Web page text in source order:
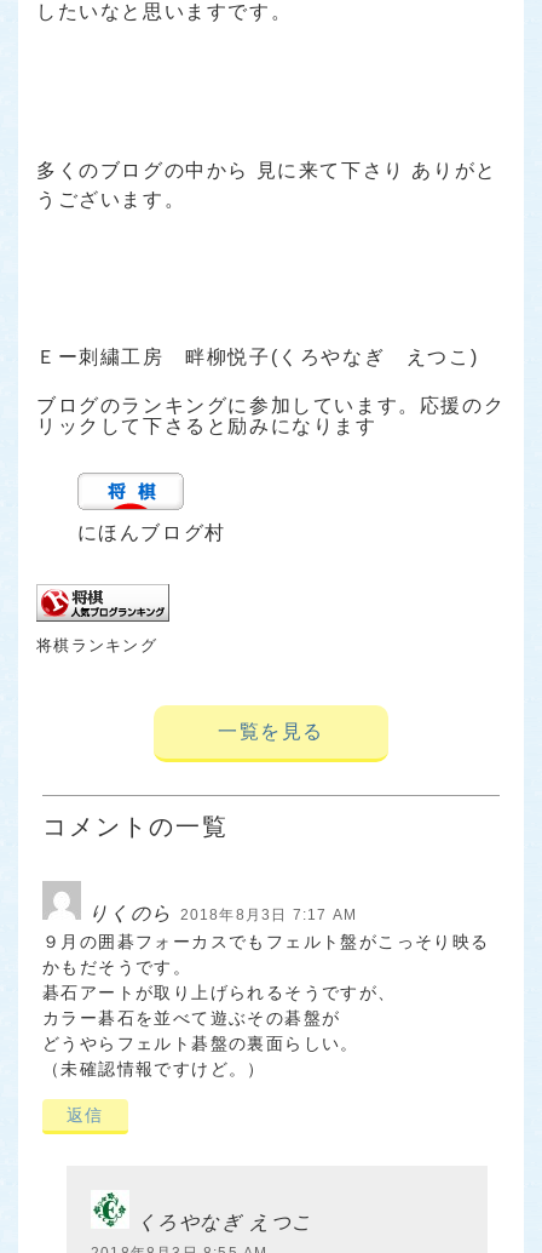
したいなと思いますです。
多くのブログの中から 見に来て下さり ありがと
うございます。
Ｅー刺繍工房 畔柳悦子(くろやなぎ えつこ)
ブログのランキングに参加しています。応援のク
リックして下さると励みになります
にほんブログ村
将棋ランキング
一覧を見る
コメントの一覧
りくのら 2018年8月3日 7:17 AM
９月の囲碁フォーカスでもフェルト盤がこっそり映る
かもだそうです。
碁石アートが取り上げられるそうですが、
カラー碁石を並べて遊ぶその碁盤が
どうやらフェルト碁盤の裏面らしい。
（未確認情報ですけど。）
返信
くろやなぎ えつこ